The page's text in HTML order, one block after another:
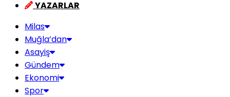
YAZARLAR
Milas
Muğla’dan
Asayiş
Gündem
Ekonomi
Spor